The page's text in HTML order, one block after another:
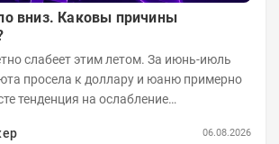
вниз. Каковы причины
слабеет этим летом. За июнь-июль
просела к доллару и юаню примерно
тенденция на ослабление
06.08.2026